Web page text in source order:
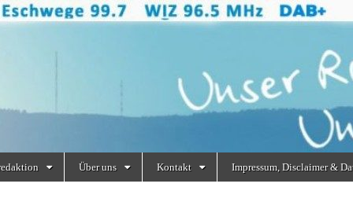
Über uns Kontakt Impressum, Disclaimer &